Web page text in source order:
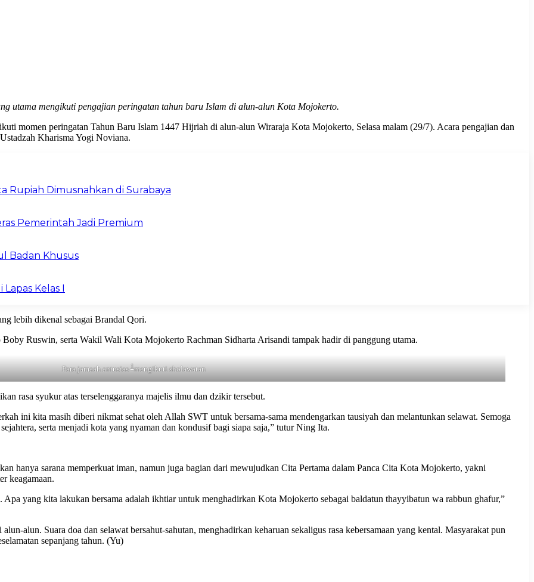
utama mengikuti pengajian peringatan tahun baru Islam di alun-alun Kota Mojokerto.
momen peringatan Tahun Baru Islam 1447 Hijriah di alun-alun Wiraraja Kota Mojokerto, Selasa malam (29/7). Acara pengajian dan
Kharisma Yogi Noviana.
Rupiah Dimusnahkan di Surabaya
Pemerintah Jadi Premium
Badan Khusus
Kelas I
lebih dikenal sebagai Brandal Qori.
Ruswin, serta Wakil Wali Kota Mojokerto Rachman Sidharta Arisandi tampak hadir di panggung utama.
Para jamaah antusias1mengikuti sholawatan
rasa syukur atas terselenggaranya majelis ilmu dan dzikir tersebut.
ini kita masih diberi nikmat sehat oleh Allah SWT untuk bersama-sama mendengarkan tausiyah dan melantunkan selawat. Semoga
serta menjadi kota yang nyaman dan kondusif bagi siapa saja,” tutur Ning Ita.
hanya sarana memperkuat iman, namun juga bagian dari mewujudkan Cita Pertama dalam Panca Cita Kota Mojokerto, yakni
keagamaan.
yang kita lakukan bersama adalah ikhtiar untuk menghadirkan Kota Mojokerto sebagai baldatun thayyibatun wa rabbun ghafur,”
alun. Suara doa dan selawat bersahut-sahutan, menghadirkan keharuan sekaligus rasa kebersamaan yang kental. Masyarakat pun
sepanjang tahun. (Yu)